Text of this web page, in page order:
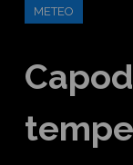
METEO